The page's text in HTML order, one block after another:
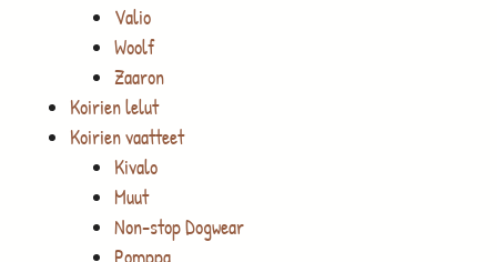
Valio
Woolf
Zaaron
Koirien lelut
Koirien vaatteet
Kivalo
Muut
Non-stop Dogwear